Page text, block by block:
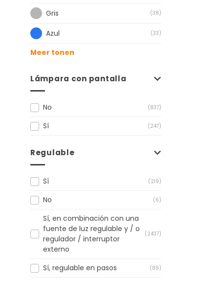
Gris (38)
Azul (33)
Meer tonen
Lámpara con pantalla
No (837)
Sí (247)
Regulable
Sí (219)
No (6)
Sí, en combinación con una
fuente de luz regulable y / o
regulador / interruptor
externo
(2437)
Sí, regulable en pasos (89)